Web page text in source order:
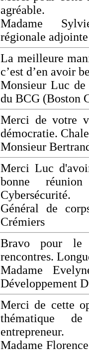
agréable.
Madame
régionale
La meilleure
c’est d’en avoir
Monsieur Luc de
du BCG (Boston
Merci de votre
démocratie.
Monsieur
Merci Luc
bonne
Cybersécurité.
Général de
Crémiers
Bravo pour le
rencontres.
Madame
Développement
Merci de cette
thématique
entrepreneur.
Madame